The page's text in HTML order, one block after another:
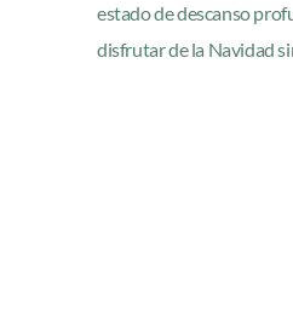
estado de descanso
disfrutar de la Navidad